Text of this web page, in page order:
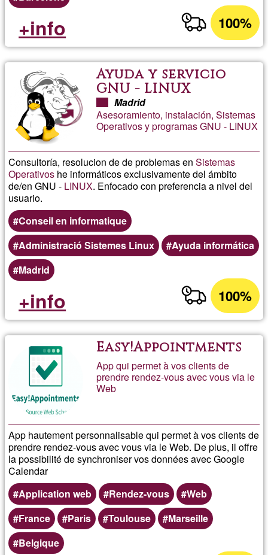
100%
+info
Ayuda y servicio
GNU - LINUX
Madrid
Asesoramiento, instalación, Sistemas
Operativos y programas GNU - LINUX
Consultoría, resolucion de de problemas enSistemas
Operativos he informáticos exclusivamente del ámbito
de/en GNU - LINUX. Enfocado con preferencia a nivel del
usuario.
Conseil en informatique
Administració Sistemes Linux
Ayuda informática
Madrid
100%
+info
Easy!Appointments
App qui permet à vos clients de
prendre rendez-vous avec vous via le
Web
App hautement personnalisable qui permet à vos clients de
prendre rendez-vous avec vous via le Web. De plus, il offre
la possibilité de synchroniser vos données avec Google
Calendar
Application web
Rendez-vous
Web
France
Paris Toulouse
Marseille
Belgique